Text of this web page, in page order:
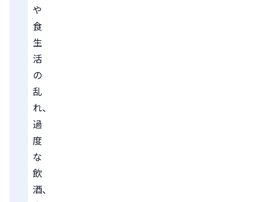
や
食
生
活
の
乱
れ、
過
度
な
飲
酒、